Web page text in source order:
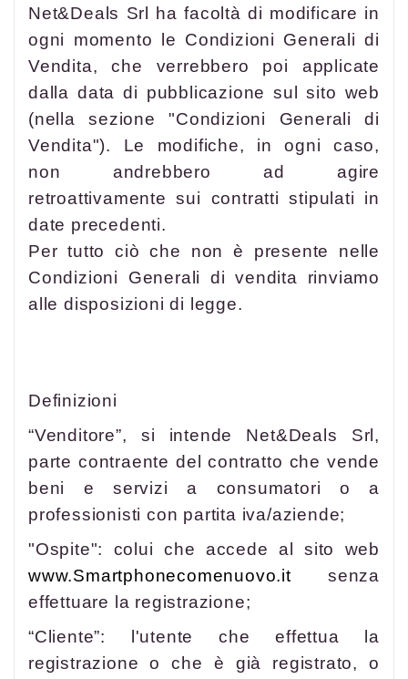
Net&Deals Srl ha facoltà di modificare in
ogni momento le Condizioni Generali di
Vendita, che verrebbero poi applicate
dalla data di pubblicazione sul sito web
(nella sezione "Condizioni Generali di
Vendita"). Le modifiche, in ogni caso,
non andrebbero ad agire
retroattivamente sui contratti stipulati in
date precedenti.
Per tutto ciò che non è presente nelle
Condizioni Generali di vendita rinviamo
alle disposizioni di legge.
Definizioni
“Venditore”, si intende Net&Deals Srl,
parte contraente del contratto che vende
beni e servizi a consumatori o a
professionisti con partita iva/aziende;
"Ospite": colui che accede al sito web
www.Smartphonecomenuovo.it senza
effettuare la registrazione;
“Cliente”: l'utente che effettua la
registrazione o che è già registrato, o